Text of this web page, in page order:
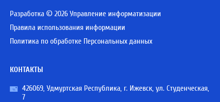
Разработка © 2026 Управление информатизации
Правила использования информации
Политика по обработке Персональных данных
КОНТАКТЫ
426069, Удмуртская Республика, г. Ижевск, ул. Студенческая,
7